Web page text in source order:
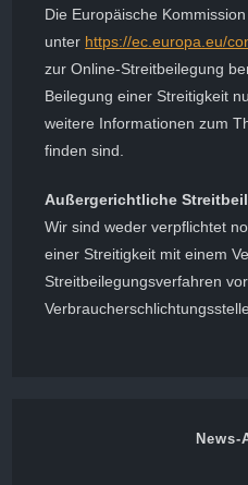
Die Europäische
unter https://ec.europa.eu/
zur Online-Streitbeilegung
Beilegung einer Streitigkeit
weitere Informationen zum
finden sind.
Außergerichtliche
Wir sind weder verpflichtet
einer Streitigkeit mit einem
Streitbeilegungsverfahren
News-